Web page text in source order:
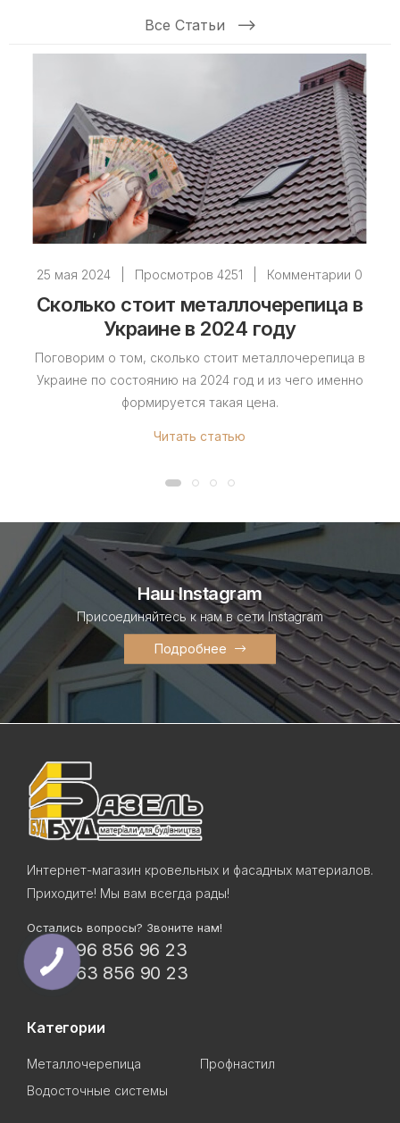
Все Статьи
25 мая 2024 Просмотров 4251 Комментарии 0
Сколько стоит металлочерепица в
Украине в 2024 году
Поговорим о том, сколько стоит металлочерепица в
Украине по состоянию на 2024 год и из чего именно
формируется такая цена.
Читать статью
Наш Instagram
Присоединяйтесь к нам в сети Instagram
Подробнее
Интернет-магазин кровельных и фасадных материалов.
Приходите! Мы вам всегда рады!
Остались вопросы? Звоните нам!
+38 096 856 96 23
+38 063 856 90 23
Категории
Металлочерепица
Профнастил
Водосточные системы